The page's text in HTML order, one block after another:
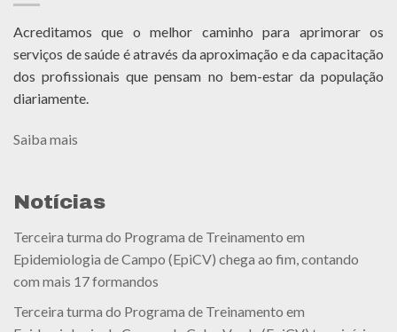
Acreditamos que o melhor caminho para aprimorar os
serviços de saúde é através da aproximação e da capacitação
dos profissionais que pensam no bem-estar da população
diariamente.
Saiba mais
Notícias
Terceira turma do Programa de Treinamento em
Epidemiologia de Campo (EpiCV) chega ao fim, contando
com mais 17 formandos
Terceira turma do Programa de Treinamento em